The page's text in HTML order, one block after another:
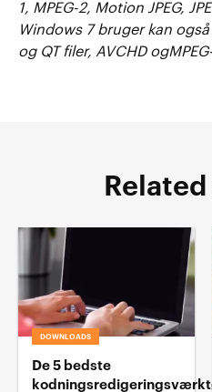
1, MPEG-2, Motion JPEG,
Windows 7 bruger kan
og QT filer, AVCHD
DOWNLOADS
De 5 bedste